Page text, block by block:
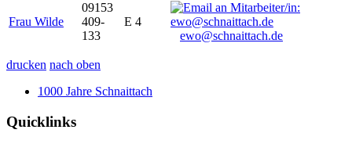
Frau Wilde
09153
409-
133
E 4
ewo@schnaittach.de
drucken nach oben
1000 Jahre Schnaittach
Quicklinks